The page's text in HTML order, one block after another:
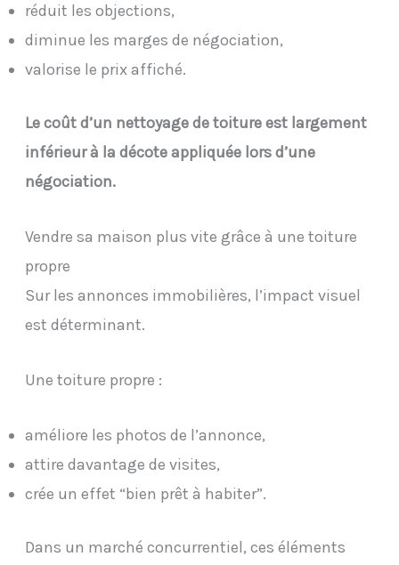
réduit les objections,
diminue les marges de négociation,
valorise le prix affiché.
Le coût d’un nettoyage de toiture est largement
inférieur à la décote appliquée lors d’une
négociation.
Vendre sa maison plus vite grâce à une toiture
propre
Sur les annonces immobilières, l’impact visuel
est déterminant.
Une toiture propre :
améliore les photos de l’annonce,
attire davantage de visites,
crée un effet “bien prêt à habiter”.
Dans un marché concurrentiel, ces éléments